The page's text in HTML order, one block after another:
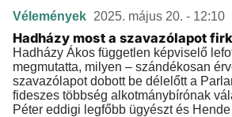
Vélemények 2025. május 20. - 12:10
Hadházy most a szavazólapot
Hadházy Ákos független képviselő
megmutatta, milyen – szándékosan
szavazólapot dobott be délelőtt a
fideszes többség alkotmánybírónak
Péter eddigi legfőbb ügyészt és